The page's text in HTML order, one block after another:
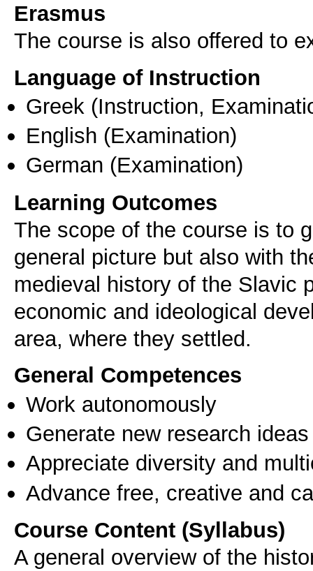
Erasmus
The course is also offered to
Language of Instruction
Greek (Instruction,
English (Examination)
German (Examination)
Learning Outcomes
The scope of the course is to
general picture but also with
medieval history of the Slavic
economic and ideological
area, where they settled.
General Competences
Work autonomously
Generate new research ideas
Appreciate diversity and
Advance free, creative and
Course Content (Syllabus)
A general overview of the